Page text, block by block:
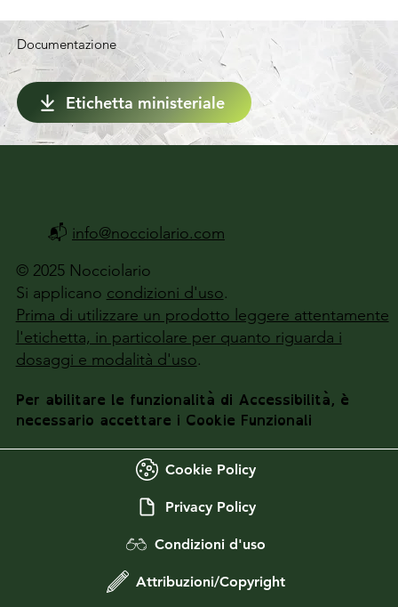
Etichetta ministeriale
Documentazione
© 2025 Nocciolario
Si applicano condizioni d'uso.
Prima di utilizzare un prodotto leggere attentamente
l'etichetta, in particolare per quanto riguarda i
dosaggi e modalità d'uso.
Per abilitare le funzionalità di Accessibilità, è
necessario accettare i Cookie Funzionali
Condizioni d'uso
Attribuzioni/Copyright
Privacy Policy
Cookie Policy
📬 info@nocciolario.com